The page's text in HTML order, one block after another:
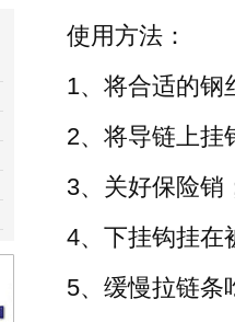
使用方法：
1、将合适的钢
2、将导链上挂
3、关好保险销
4、下挂钩挂在
5、缓慢拉链条